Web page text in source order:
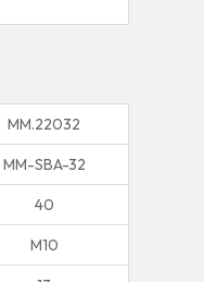
MM.22032
MM-SBA-32
40
M10